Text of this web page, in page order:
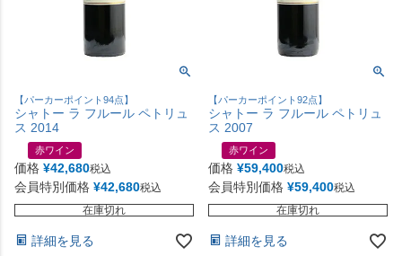
【パーカーポイント94点】
シャトー ラ フルール ペトリュ
ス 2014
赤ワイン
価格 ¥42,680税込
会員特別価格 ¥42,680税込
在庫切れ
詳細を見る
【パーカーポイント92点】
シャトー ラ フルール ペトリュ
ス 2007
赤ワイン
価格 ¥59,400税込
会員特別価格 ¥59,400税込
在庫切れ
詳細を見る